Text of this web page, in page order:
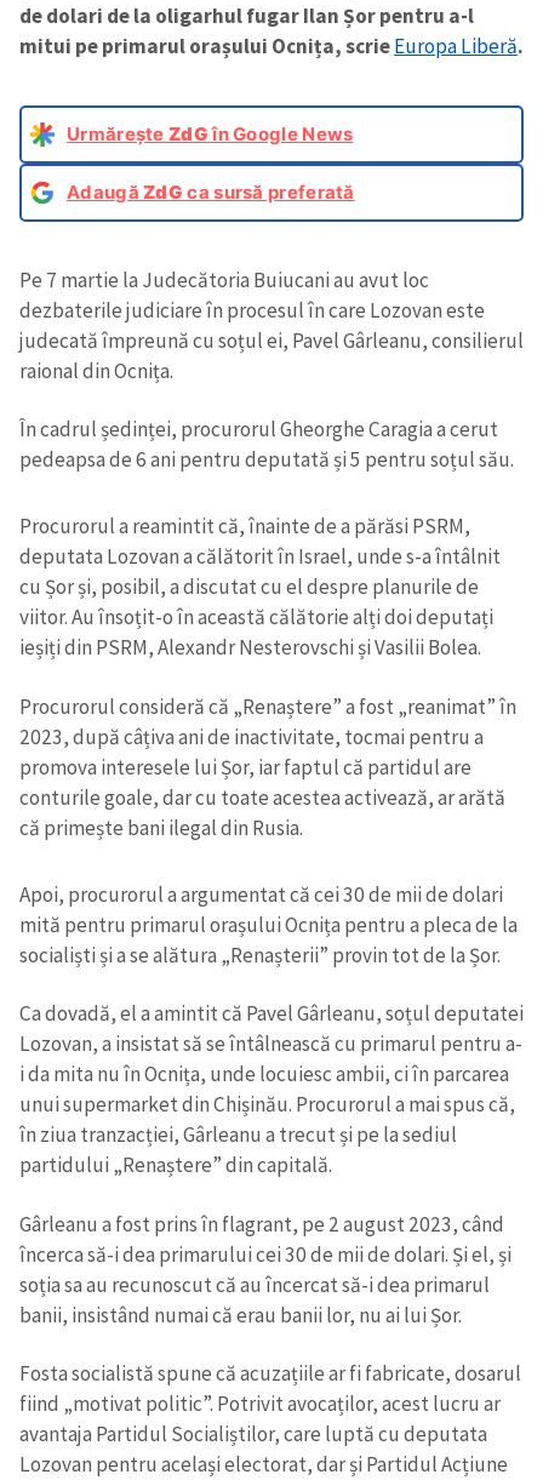
de dolari de la oligarhul fugar Ilan Șor pentru a-l
mitui pe primarul orașului Ocnița, scrieEuropa Liberă.
Urmărește ZdGîn Google News
AdaugăZdG ca sursă preferată
Pe 7 martie la Judecătoria Buiucani au avut loc
dezbaterile judiciare în procesul în care Lozovan este
judecată împreună cu soțul ei, Pavel Gârleanu, consilierul
raional din Ocnița.
În cadrul ședinței, procurorul Gheorghe Caragia a cerut
pedeapsa de 6 ani pentru deputată și 5 pentru soțul său.
Procurorul a reamintit că, înainte de a părăsi PSRM,
deputata Lozovan a călătorit în Israel, unde s-a întâlnit
cu Șor și, posibil, a discutat cu el despre planurile de
viitor. Au însoțit-o în această călătorie alți doi deputați
ieșiți din PSRM, Alexandr Nesterovschi și Vasilii Bolea.
Procurorul consideră că „Renaștere” a fost „reanimat” în
2023, după câțiva ani de inactivitate, tocmai pentru a
promova interesele lui Șor, iar faptul că partidul are
conturile goale, dar cu toate acestea activează, ar arătă
că primește bani ilegal din Rusia.
Apoi, procurorul a argumentat că cei 30 de mii de dolari
mită pentru primarul orașului Ocnița pentru a pleca de la
socialiști și a se alătura „Renașterii” provin tot de la Șor.
Ca dovadă, el a amintit că Pavel Gârleanu, soțul deputatei
Lozovan, a insistat să se întâlnească cu primarul pentru a-
i da mita nu în Ocnița, unde locuiesc ambii, ci în parcarea
unui supermarket din Chișinău. Procurorul a mai spus că,
în ziua tranzacției, Gârleanu a trecut și pe la sediul
partidului „Renaștere” din capitală.
Gârleanu a fost prins în flagrant, pe 2 august 2023, când
încerca să-i dea primarului cei 30 de mii de dolari. Și el, și
soția sa au recunoscut că au încercat să-i dea primarul
banii, insistând numai că erau banii lor, nu ai lui Șor.
Fosta socialistă spune că acuzațiile ar fi fabricate, dosarul
fiind „motivat politic”. Potrivit avocaților, acest lucru ar
avantaja Partidul Socialiștilor, care luptă cu deputata
Lozovan pentru același electorat, dar și Partidul Acțiune